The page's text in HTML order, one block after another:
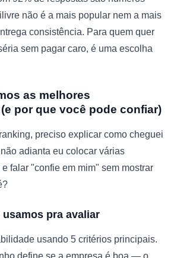
não é a mais popular nem a mais
consistência. Para quem quer
sem pagar caro, é uma escolha
as melhores
por que você pode confiar)
preciso explicar como cheguei
adianta eu colocar várias
falar "confie em mim" sem mostrar
pra avaliar
usando 5 critérios principais.